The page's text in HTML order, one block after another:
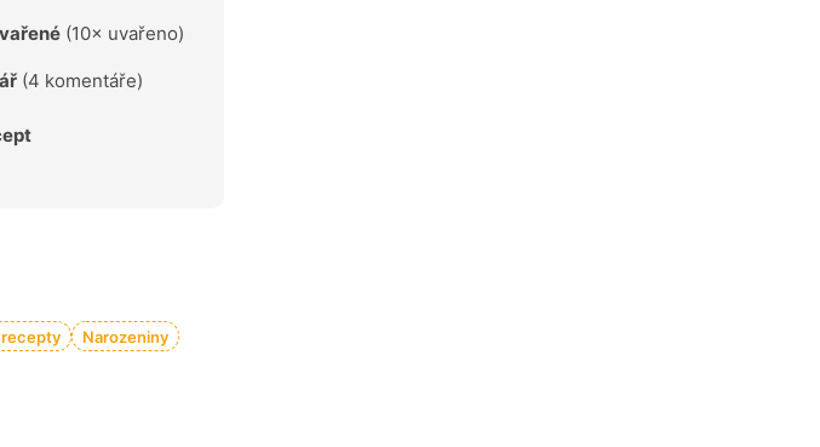
(10× uvařeno)
(4 komentáře)
recepty
Narozeniny